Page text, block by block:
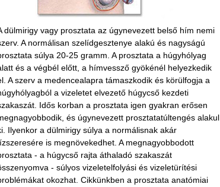
dülmirigy vagy prosztata az úgynevezett belső hím nemi
A normálisan szelídgesztenye alakú és nagyságú
súlya 20-25 gramm. A prosztata a húgyhólyag
és a végbél előtt, a hímvessző gyökénél helyezkedik
A szerv a medencealapra támaszkodik és körülfogja a
a vizeletet elvezető húgycső kezdeti
Idős korban a prosztata igen gyakran erősen
és úgynevezett prosztatatúltengés alakul
Ilyenkor a dülmirigy súlya a normálisnak akár
is megnövekedhet. A megnagyobbodott
- a húgycső rajta áthaladó szakaszát
- súlyos vizeletelfolyási és vizeletürítési
okozhat. Cikkünkben a prosztata anatómiai